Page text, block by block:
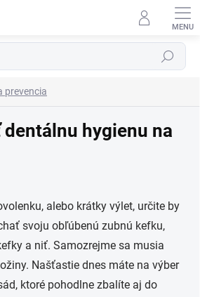
Hľadať
prevencia
hygienu na
alebo krátky výlet, určite by
svoju obľúbenú zubnú kefku,
a niť. Samozrejme sa musia
Našťastie dnes máte na výber
ktoré pohodlne zbalíte aj do